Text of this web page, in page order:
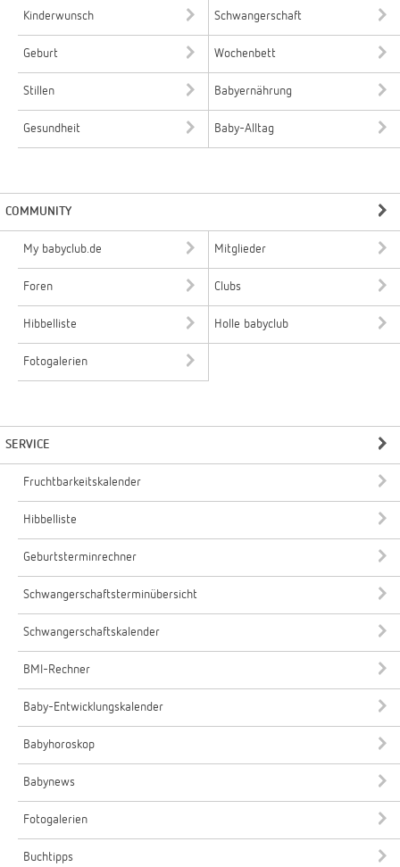
Kinderwunsch Schwangerschaft
Geburt Wochenbett
Stillen Babyernährung
Gesundheit Baby-Alltag
COMMUNITY
My babyclub.de Mitglieder
Foren Clubs
Hibbelliste Holle babyclub
Fotogalerien
SERVICE
Fruchtbarkeitskalender
Hibbelliste
Geburtsterminrechner
Schwangerschaftsterminübersicht
Schwangerschaftskalender
BMI-Rechner
Baby-Entwicklungskalender
Babyhoroskop
Babynews
Fotogalerien
Buchtipps